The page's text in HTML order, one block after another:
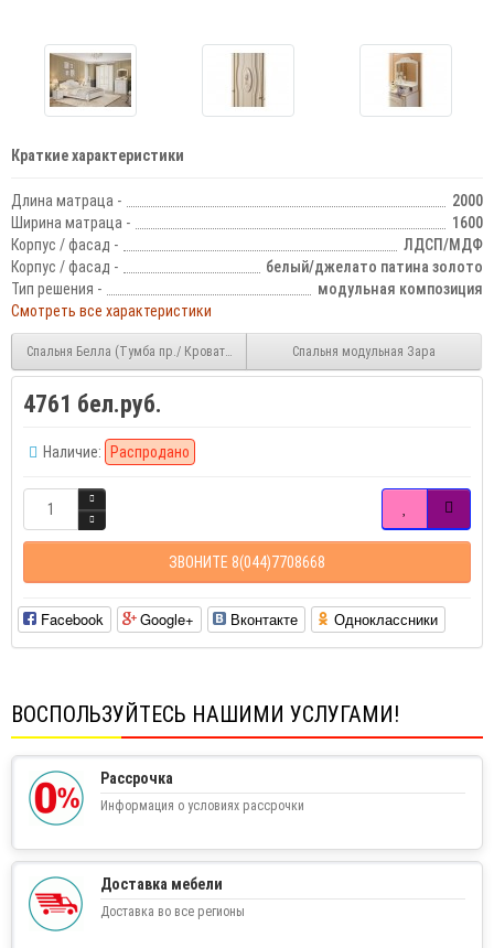
Краткие характеристики
Длина матраца -
2000
Ширина матраца -
1600
Корпус / фасад -
ЛДСП/МДФ
Корпус / фасад -
белый/джелато патина золото
Тип решения -
модульная композиция
Смотреть все характеристики
Спальня Белла (Тумба пр./ Кровать 1,6/ Тумба пр./ Трюмо/ Шкаф 3-х ств.)
Спальня модульная Зара
4761 бел.руб.
Наличие: Распродано
ЗВОНИТЕ 8(044)7708668
Facebook Google+ Вконтакте Одноклассники
ВОСПОЛЬЗУЙТЕСЬ НАШИМИ УСЛУГАМИ!
Рассрочка
Информация о условиях рассрочки
Доставка мебели
Доставка во все регионы